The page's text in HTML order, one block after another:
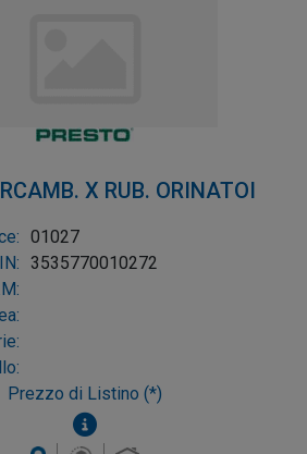
X RUB. ORINATOI
01027
3535770010272
Prezzo di Listino (*)